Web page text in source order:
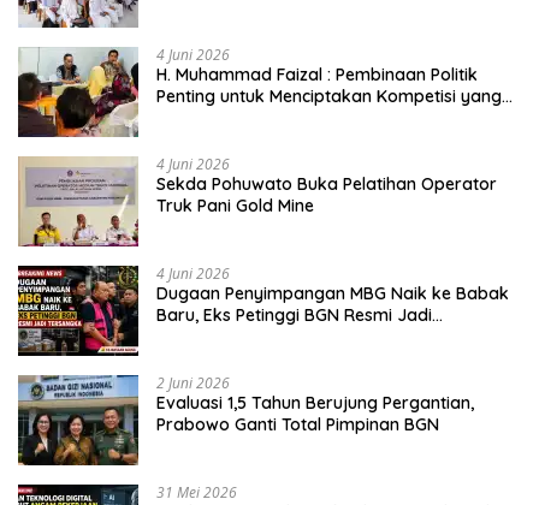
4 Juni 2026
H. Muhammad Faizal : Pembinaan Politik
Penting untuk Menciptakan Kompetisi yang
4 Juni 2026
Sekda Pohuwato Buka Pelatihan Operator
Truk Pani Gold Mine
4 Juni 2026
Dugaan Penyimpangan MBG Naik ke Babak
Baru, Eks Petinggi BGN Resmi Jadi
2 Juni 2026
Evaluasi 1,5 Tahun Berujung Pergantian,
Prabowo Ganti Total Pimpinan BGN
31 Mei 2026